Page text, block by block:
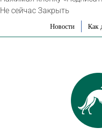
Не сейчас Закрыть
Новости Как